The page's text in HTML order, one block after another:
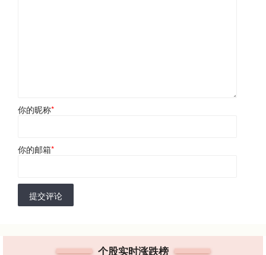
你的昵称*
你的邮箱*
提交评论
个股实时涨跌榜